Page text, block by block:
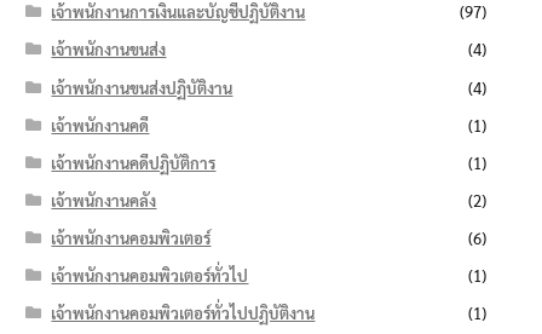
เจ้าพนักงานการเงินและบัญชีปฏิบัติงาน
(97)
เจ้าพนักงานขนส่ง
(4)
เจ้าพนักงานขนส่งปฏิบัติงาน
(4)
เจ้าพนักงานคดี
(1)
เจ้าพนักงานคดีปฏิบัติการ
(1)
เจ้าพนักงานคลัง
(2)
เจ้าพนักงานคอมพิวเตอร์
(6)
เจ้าพนักงานคอมพิวเตอร์ทั่วไป
(1)
เจ้าพนักงานคอมพิวเตอร์ทั่วไปปฏิบัติงาน
(1)